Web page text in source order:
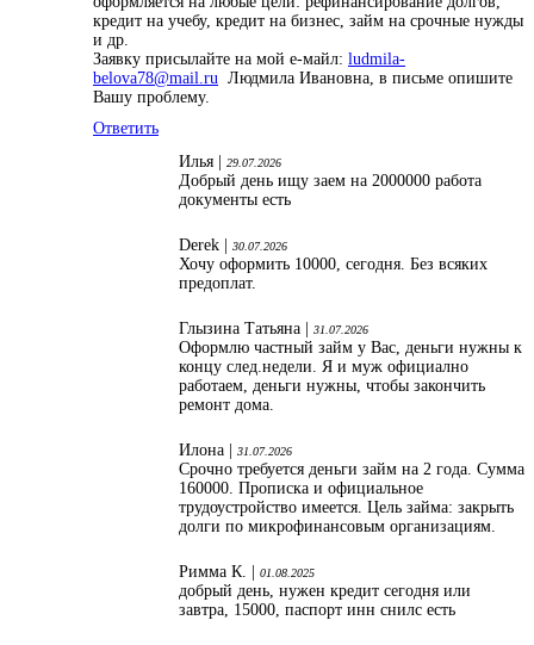
кредит на учебу, кредит на бизнес, займ на срочные нужды
и др.
Заявку присылайте на мой е-майл: ludmila-
belova78@mail.ru Людмила Ивановна, в письме опишите
Вашу проблему.
Ответить
Илья |
29.07.2026
Добрый день ищу заем на 2000000 работа
документы есть
Derek | 30.07.2026
Хочу оформить 10000, сегодня. Без всяких
предоплат.
Глызина Татьяна | 31.07.2026
Оформлю частный займ у Вас, деньги нужны к
концу след.недели. Я и муж официално
работаем, деньги нужны, чтобы закончить
ремонт дома.
Илона | 31.07.2026
Срочно требуется деньги займ на 2 года. Сумма
160000. Прописка и официальное
трудоустройство имеется. Цель займа: закрыть
долги по микрофинансовым организациям.
Римма К. | 01.08.2025
добрый день, нужен кредит сегодня или
завтра, 15000, паспорт инн снилс есть